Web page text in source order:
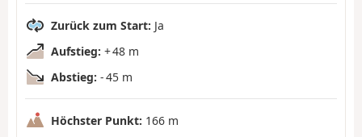
Zurück zum Start: Ja
Aufstieg: + 48 m
Abstieg: - 45 m
Höchster Punkt: 166 m